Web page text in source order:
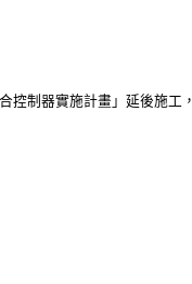
控制器實施計畫」延後施工，